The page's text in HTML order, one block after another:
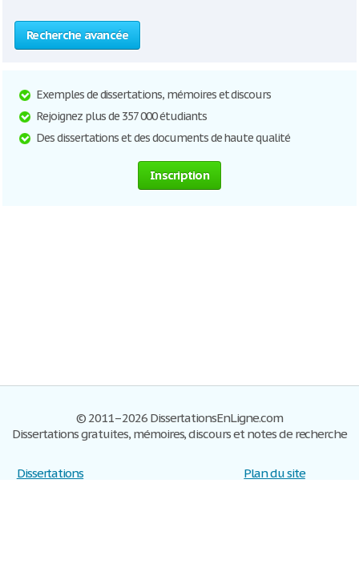
Recherche avancée
Exemples de dissertations, mémoires et discours
Rejoignez plus de 357 000 étudiants
Des dissertations et des documents de haute qualité
Inscription
© 2011–2026 DissertationsEnLigne.com
Dissertations gratuites, mémoires, discours et notes de recherche
Dissertations
Plan du site